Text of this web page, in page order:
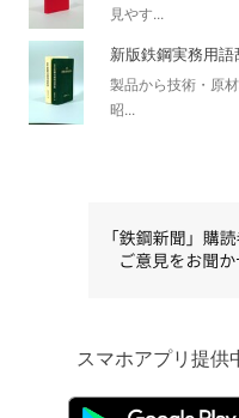
見やす...
新版鉄鋼実務用語
製品から技術・原
昭...
スマホアプリ提供